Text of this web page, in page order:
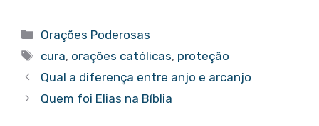
c
e
b
o
it
te
r
at
s
A
p
er
e
st
g
er
e
Categorias
Orações Poderosas
Tags
cura, orações católicas, proteção
Qual a diferença entre anjo e arcanjo
Quem foi Elias na Bíblia